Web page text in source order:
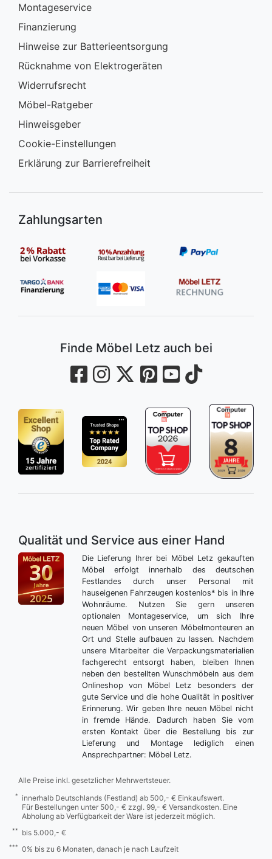
Montageservice
Finanzierung
Hinweise zur Batterieentsorgung
Rücknahme von Elektrogeräten
Widerrufsrecht
Möbel-Ratgeber
Hinweisgeber
Cookie-Einstellungen
Erklärung zur Barrierefreiheit
Zahlungsarten
Finde Möbel Letz auch bei
Qualität und Service aus einer Hand
Die Lieferung Ihrer bei Möbel Letz gekauften
Möbel erfolgt innerhalb des deutschen
Festlandes durch unser Personal mit
hauseigenen Fahrzeugen kostenlos* bis in Ihre
Wohnräume. Nutzen Sie gern unseren
optionalen Montageservice, um sich Ihre
neuen Möbel von unseren Möbelmonteuren an
Ort und Stelle aufbauen zu lassen. Nachdem
unsere Mitarbeiter die Verpackungsmaterialien
fachgerecht entsorgt haben, bleiben Ihnen
neben den bestellten Wunschmöbeln aus dem
Onlineshop von Möbel Letz besonders der
gute Service und die hohe Qualität in positiver
Erinnerung. Wir geben Ihre neuen Möbel nicht
in fremde Hände. Dadurch haben Sie vom
ersten Kontakt über die Bestellung bis zur
Lieferung und Montage lediglich einen
Ansprechpartner: Möbel Letz.
Alle Preise inkl. gesetzlicher Mehrwertsteuer.
*
innerhalb Deutschlands (Festland) ab 500,- € Einkaufswert.
Für Bestellungen unter 500,- € zzgl. 99,- € Versandkosten. Eine
Abholung ab Verfügbarkeit der Ware ist jederzeit möglich.
** bis 5.000,- €
*** 0% bis zu 6 Monaten, danach je nach Laufzeit